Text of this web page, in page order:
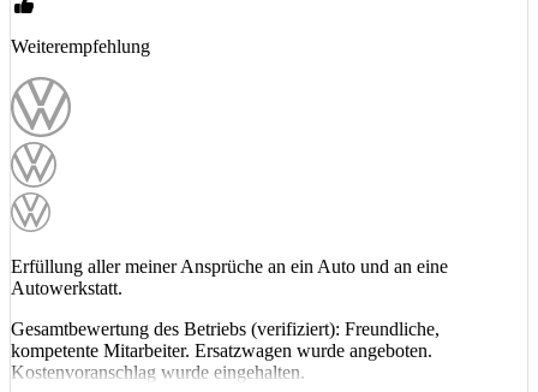
Weiterempfehlung
Erfüllung aller meiner Ansprüche an ein Auto und an eine
Autowerkstatt.
Gesamtbewertung des Betriebs (verifiziert): Freundliche,
kompetente Mitarbeiter. Ersatzwagen wurde angeboten.
Kostenvoranschlag wurde eingehalten.